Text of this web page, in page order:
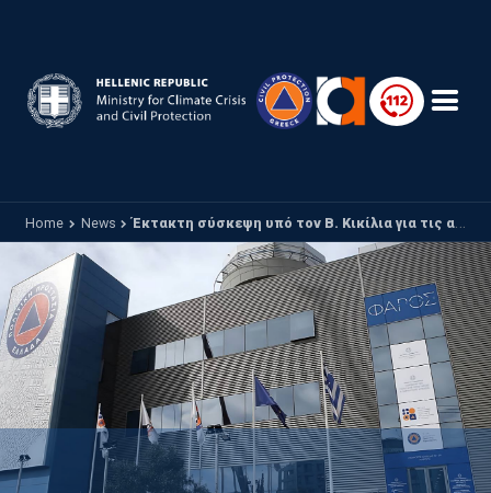
Home News Έκτακτη σύσκεψη υπό τον Β. Κικίλια για τις ανησυχητικά πολλές για την εποχή πυρκαγιές